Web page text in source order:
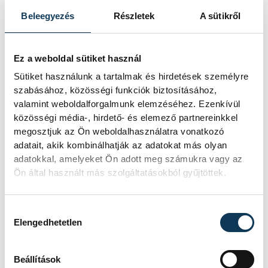
Beleegyezés Részletek A sütikről
Ez a weboldal sütiket használ
Sütiket használunk a tartalmak és hirdetések személyre
szabásához, közösségi funkciók biztosításához,
valamint weboldalforgalmunk elemzéséhez. Ezenkívül
közösségi média-, hirdető- és elemező partnereinkkel
megosztjuk az Ön weboldalhasználatra vonatkozó
adatait, akik kombinálhatják az adatokat más olyan
adatokkal, amelyeket Ön adott meg számukra vagy az
Ön által használt más szolgáltatásokból gyűjtöttek.
Elengedhetetlen
Beállítások
Veszprém Vármegyei Kereskedelmi és
Iparkamara elnöketartotta meg, aki
elemzését globális perspektívából
indította. Az elmúlt másfél évtized válságai
– a 2008-as pénzügyi krízis, a pandémia
időszaka, majd a geopolitikai
feszültségekkel és inflációval terhelt jelen
alkalmazkodóképességét.
Az elnök hangsúlyozta, hogy a